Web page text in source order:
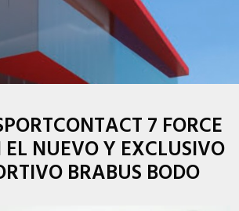
7 FORCE
NUEVO Y EXCLUSIVO
BRABUS BODO